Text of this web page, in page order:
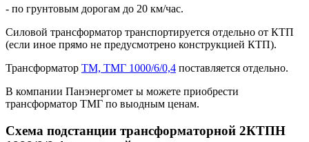
- по грунтовым дорогам до 20 км/час.
Силовой трансформатор транспортируется отдельно от КТП
(если иное прямо не предусмотрено конструкцией КТП).
Трансформатор ТМ, ТМГ 1000/6/0,4 поставляется отдельно.
В компании Панэнергомет ы можете приобрести
трансформатор ТМГ по выодным ценам.
Схема подстанции трансформаторной 2КТПН